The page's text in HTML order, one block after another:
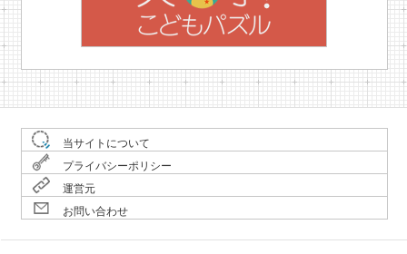
当サイトについて
プライバシーポリシー
運営元
お問い合わせ